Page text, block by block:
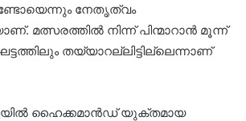
നേതൃത്വം
മത്സരത്തില്‍ നിന്ന് പിന്മാറാന്‍ മൂന്ന്
തയ്യാറല്ലിട്ടില്ലെന്നാണ്
ഹൈക്കമാന്‍ഡ് യുക്തമായ